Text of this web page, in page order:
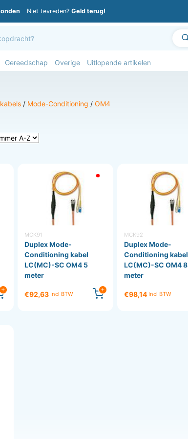
Niet tevreden? Geld terug!
Gereedschap Overige Uitlopende artikelen
/ Mode-Conditioning / OM4
MCK91
Duplex Mode-
Conditioning kabel
LC(MC)-SC OM4 5
meter
€92,63 Incl BTW
MCK92
Duplex Mode-
Conditioning kabel
LC(MC)-SC OM4 8
meter
€98,14 Incl BTW